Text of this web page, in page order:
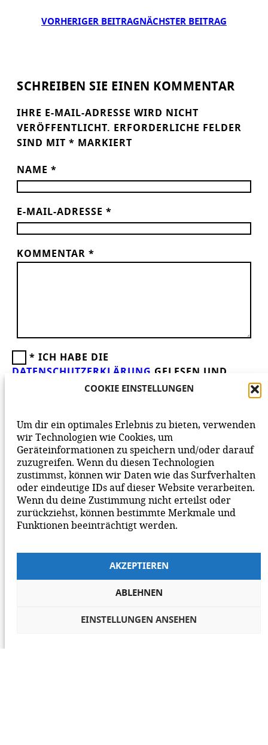
COOKIE EINSTELLUNGEN
Um dir ein optimales Erlebnis zu bieten, verwenden
wir Technologien wie Cookies, um
Geräteinformationen zu speichern und/oder darauf
zuzugreifen. Wenn du diesen Technologien
zustimmst, können wir Daten wie das Surfverhalten
oder eindeutige IDs auf dieser Website verarbeiten.
Wenn du deine Zustimmung nicht erteilst oder
zurückziehst, können bestimmte Merkmale und
Funktionen beeinträchtigt werden.
AKZEPTIEREN
ABLEHNEN
EINSTELLUNGEN ANSEHEN
VORHERIGER BEITRAG NÄCHSTER BEITRAG
SCHREIBEN SIE EINEN KOMMENTAR
IHRE E-MAIL-ADRESSE WIRD NICHT
VERÖFFENTLICHT.
ERFORDERLICHE FELDER
SIND MIT * MARKIERT
NAME *
E-MAIL-ADRESSE *
KOMMENTAR *
* ICH HABE DIE
DATENSCHUTZERKLÄRUNG GELESEN UND
AKZEPTIERE DIESE.WIR FREUEN UNS ÜBER
MITEINANDER AUF UNSERER SEITE.